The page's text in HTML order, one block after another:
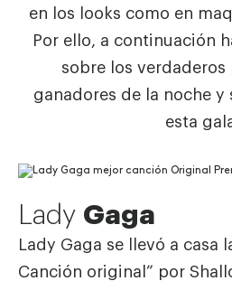
en los looks como en
Por ello, a continuación
sobre los verdaderos
ganadores de la noche y
esta
Lady Gaga
Lady Gaga se llevó a casa
Canción original” por